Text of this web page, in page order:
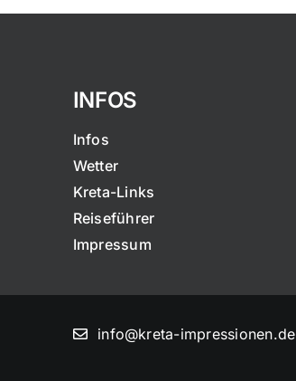
INFOS
Infos
Wetter
Kreta-Links
Reiseführer
Impressum
info@kreta-impressionen.de